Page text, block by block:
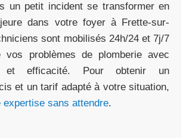
un petit incident se transformer en
dans votre foyer à Frette-sur-
sont mobilisés 24h/24 et 7j/7
vos problèmes de plomberie avec
et efficacité. Pour obtenir un
et un tarif adapté à votre situation,
sans attendre.